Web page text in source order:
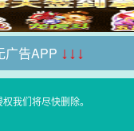
广告APP ↓↓↓
我们将尽快删除。